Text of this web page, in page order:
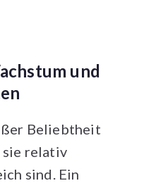
und
Beliebtheit
sie relativ
sind. Ein